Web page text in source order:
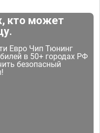
кто может
Евро Чип Тюнинг
в 50+ городах РФ
безопасный